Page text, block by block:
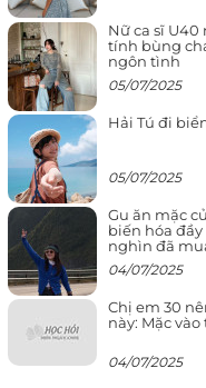
Nữ ca sĩ U40
tính bùng
ngôn tình
05/07/2025
Hải Tú đi
05/07/2025
Gu ăn mặc
biến hóa
nghìn đã
04/07/2025
Chị em 30
này: Mặc
04/07/2025